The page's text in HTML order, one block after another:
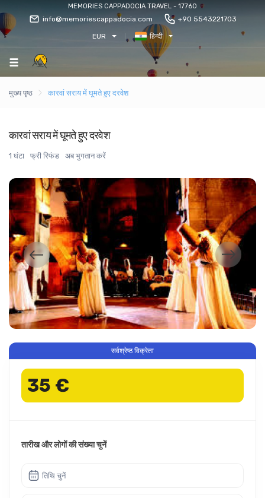
MEMORIES CAPPADOCIA TRAVEL - 17760
info@memoriescappadocia.com +90 5543221703
EUR हिन्दी
मुख्य पृष्ठ कारवां सराय में घूमते हुए दरवेश
कारवां सराय में घूमते हुए दरवेश
1 घंटा फ्री रिफंड अब भुगतान करें
सर्वश्रेष्ठ विक्रेता
35 €
तारीख और लोगों की संख्या चुनें
तिथि चुनें